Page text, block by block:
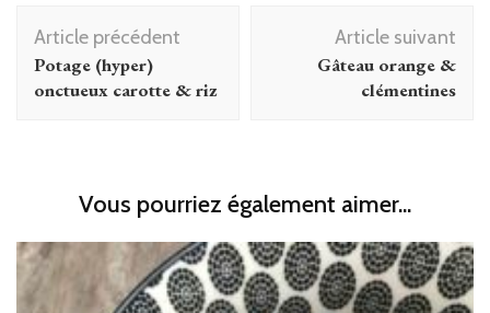
Navigation
d'article
Article précédent
Potage (hyper)
onctueux carotte & riz
Article suivant
Gâteau orange &
clémentines
Vous pourriez également aimer...